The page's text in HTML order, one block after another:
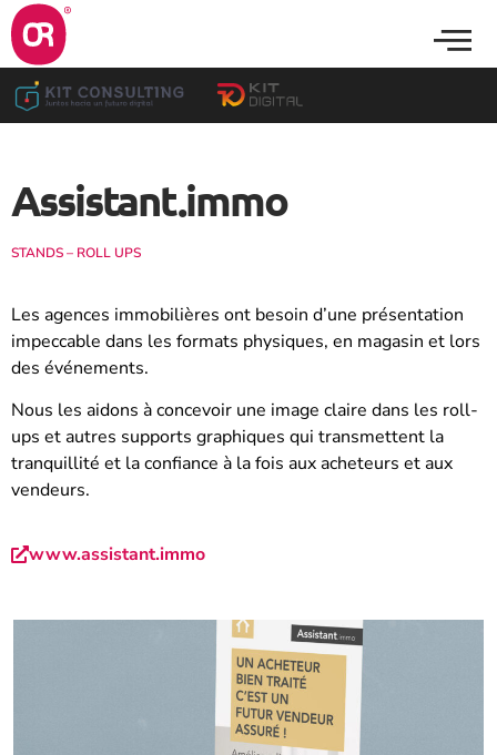
Assistant.immo
STANDS – ROLL UPS
Les agences immobilières ont besoin d’une présentation
impeccable dans les formats physiques, en magasin et lors
des événements.
Nous les aidons à concevoir une image claire dans les roll-
ups et autres supports graphiques qui transmettent la
tranquillité et la confiance à la fois aux acheteurs et aux
vendeurs.
www.assistant.immo